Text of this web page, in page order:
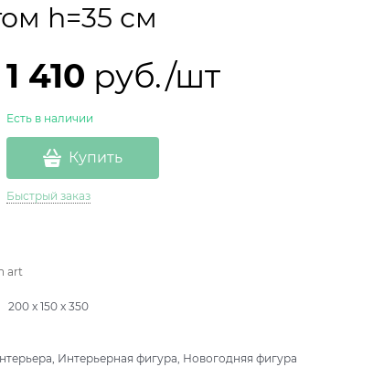
h=35 см
1 410 руб./шт
Есть в наличии
Купить
Быстрый заказ
art
200 x150 x350
Интерьерная фигура, Новогодняя фигура